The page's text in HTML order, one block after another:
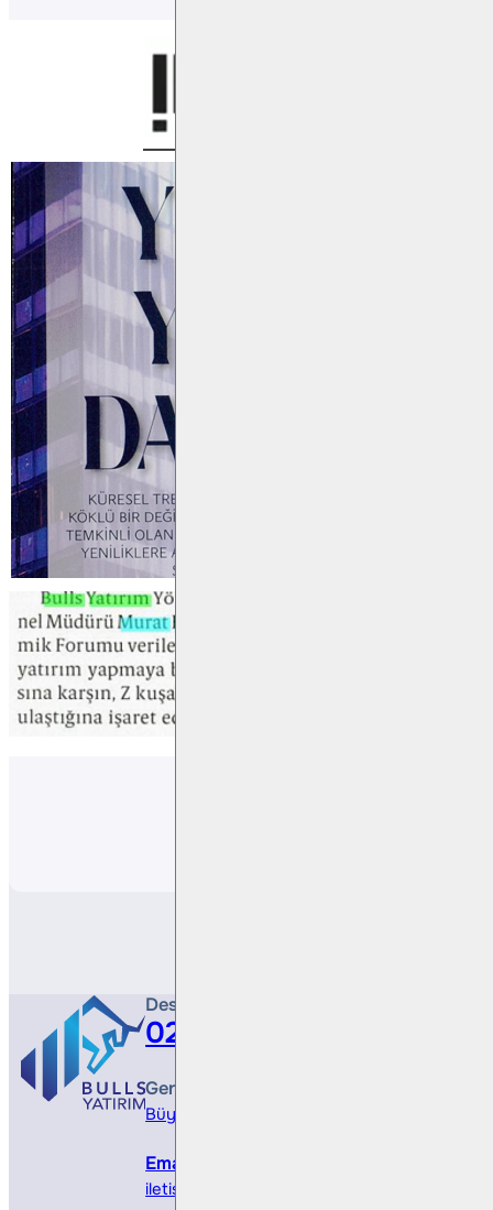
Destek Hattı
0212 410 0500
Genel Müdürlük
Büyükdere Cad. No 173, 1. Levent Plaza, B
Email
iletisim@bullsyatirim.com